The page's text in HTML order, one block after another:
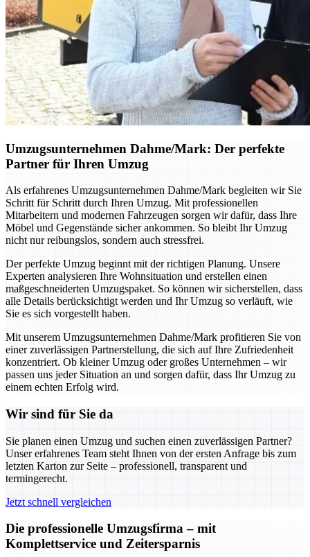
Umzugsunternehmen Dahme/Mark: Der perfekte
Partner für Ihren Umzug
Als erfahrenes Umzugsunternehmen Dahme/Mark begleiten wir Sie
Schritt für Schritt durch Ihren Umzug. Mit professionellen
Mitarbeitern und modernen Fahrzeugen sorgen wir dafür, dass Ihre
Möbel und Gegenstände sicher ankommen. So bleibt Ihr Umzug
nicht nur reibungslos, sondern auch stressfrei.
Der perfekte Umzug beginnt mit der richtigen Planung. Unsere
Experten analysieren Ihre Wohnsituation und erstellen einen
maßgeschneiderten Umzugspaket. So können wir sicherstellen, dass
alle Details berücksichtigt werden und Ihr Umzug so verläuft, wie
Sie es sich vorgestellt haben.
Mit unserem Umzugsunternehmen Dahme/Mark profitieren Sie von
einer zuverlässigen Partnerstellung, die sich auf Ihre Zufriedenheit
konzentriert. Ob kleiner Umzug oder großes Unternehmen – wir
passen uns jeder Situation an und sorgen dafür, dass Ihr Umzug zu
einem echten Erfolg wird.
Wir sind für Sie da
Sie planen einen Umzug und suchen einen zuverlässigen Partner?
Unser erfahrenes Team steht Ihnen von der ersten Anfrage bis zum
letzten Karton zur Seite – professionell, transparent und
termingerecht.
Jetzt schnell vergleichen
Die professionelle Umzugsfirma – mit
Komplettservice und Zeitersparnis